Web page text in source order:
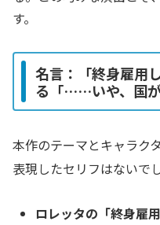
す。
名言：「終身雇用
る「……いや、国が
本作のテーマとキャラク
表現したセリフはないで
ロレッタの「終身雇